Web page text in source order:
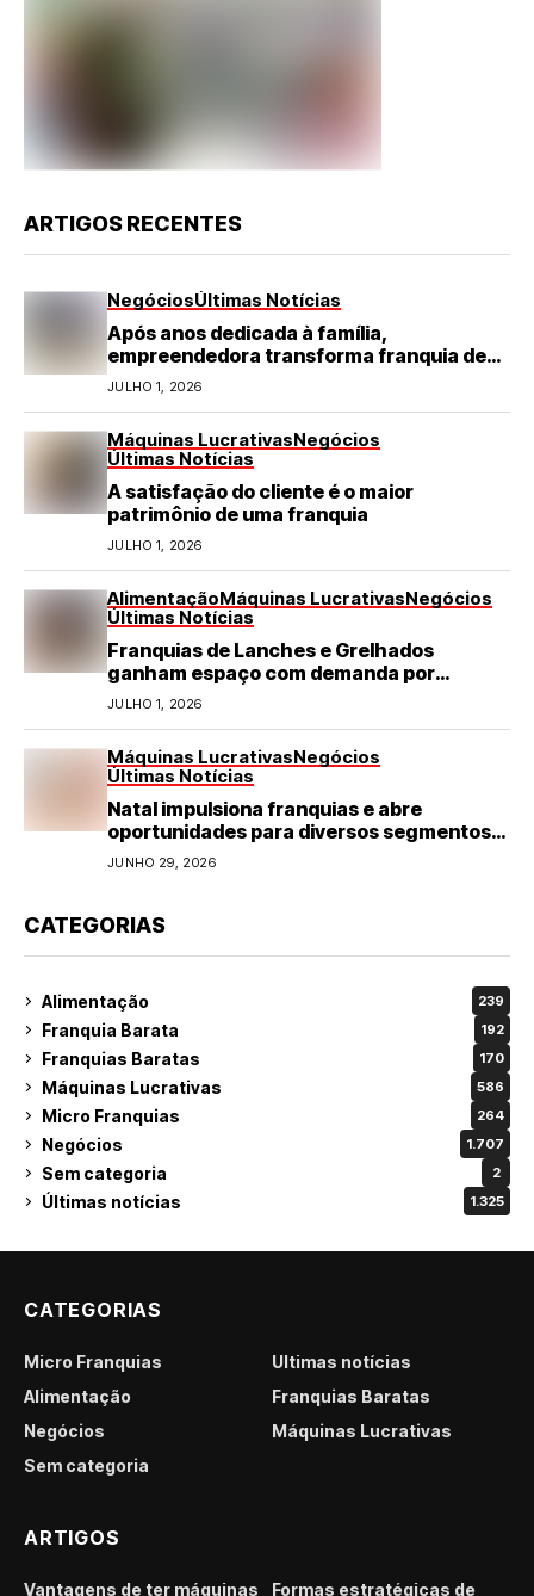
ARTIGOS RECENTES
NegóciosÚltimas Notícias
Após anos dedicada à família,
empreendedora transforma franquia de
turismo em negócio de destaque no RN
JULHO 1, 2026
Máquinas LucrativasNegócios
Últimas Notícias
A satisfação do cliente é o maior
patrimônio de uma franquia
JULHO 1, 2026
AlimentaçãoMáquinas LucrativasNegócios
Últimas Notícias
Franquias de Lanches e Grelhados
ganham espaço com demanda por
refeições rápidas e de qualidade
JULHO 1, 2026
Máquinas LucrativasNegócios
Últimas Notícias
Natal impulsiona franquias e abre
oportunidades para diversos segmentos
do varejo
JUNHO 29, 2026
CATEGORIAS
Alimentação 239
Franquia Barata 192
Franquias Baratas 170
Máquinas Lucrativas 586
Micro Franquias 264
Negócios 1.707
Sem categoria 2
Últimas notícias 1.325
CATEGORIAS
Micro Franquias
Últimas notícias
Alimentação
Franquias Baratas
Negócios
Máquinas Lucrativas
Sem categoria
ARTIGOS
Vantagens de ter máquinas Formas estratégicas de